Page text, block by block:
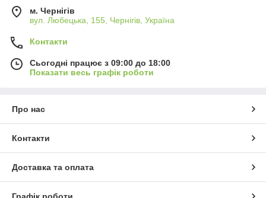
м. Чернігів
вул. Любецька, 155, Чернігів, Україна
Контакти
Сьогодні працює з 09:00 до 18:00
Показати весь графік роботи
Про нас
Контакти
Доставка та оплата